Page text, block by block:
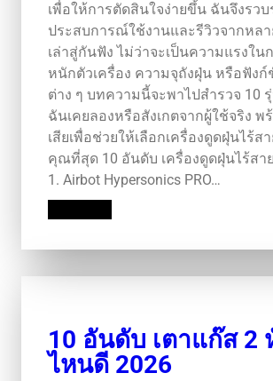
เพื่อให้การตัดสินใจง่ายขึ้น ฉันจึงรว
ประสบการณ์ใช้งานและรีวิวจากหล
เล่าสู่กันฟัง ไม่ว่าจะเป็นความแรงใน
หนักตัวเครื่อง ความจุถังฝุ่น หรือฟังก์
ต่าง ๆ บทความนี้จะพาไปสำรวจ 10
ฉันเคยลองหรือสังเกตจากผู้ใช้จริง
เสียเพื่อช่วยให้เลือกเครื่องดูดฝุ่นไร้ส
คุณที่สุด 10 อันดับ เครื่องดูดฝุ่นไร้สา
1. Airbot Hypersonics PRO…
10 อันดับ เตาแก๊ส 2
ไหนดี 2026